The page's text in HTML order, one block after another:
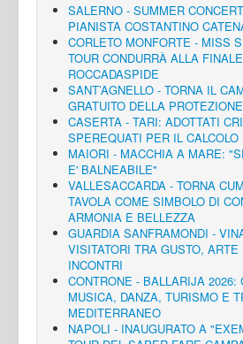
SALERNO - SUMMER
PIANISTA COSTANTINO
CORLETO MONFORTE - MISS
TOUR CONDURRÀ ALLA
ROCCADASPIDE
SANT’AGNELLO - TORNA IL
GRATUITO DELLA
CASERTA - TARI: ADOTTATI
SPEREQUATI PER IL
MAIORI - MACCHIA A MARE:
E' BALNEABILE"
VALLESACCARDA - TORNA
TAVOLA COME SIMBOLO DI
ARMONIA E BELLEZZA
GUARDIA SANFRAMONDI -
VISITATORI TRA GUSTO, ARTE
INCONTRI
CONTRONE - BALLARIJA 2026:
MUSICA, DANZA, TURISMO E
MEDITERRANEO
NAPOLI - INAUGURATO A